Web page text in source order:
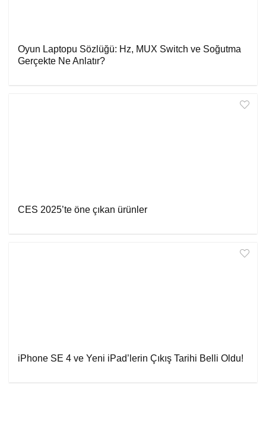
Oyun Laptopu Sözlüğü: Hz, MUX Switch ve Soğutma
Gerçekte Ne Anlatır?
CES 2025’te öne çıkan ürünler
iPhone SE 4 ve Yeni iPad’lerin Çıkış Tarihi Belli Oldu!